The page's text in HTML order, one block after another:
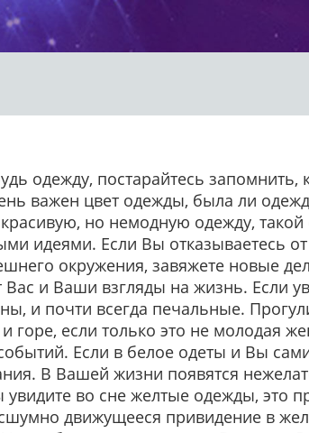
одежду, постарайтесь
важен цвет одежды, была ли
но немодную одежду,
идеями. Если Вы отказываетесь
окружения, завяжете новые
и Ваши взгляды на жизнь. Если
и почти всегда печальные.
горе, если только это не молодая
Если в белое одеты и Вы
В Вашей жизни появятся
во сне желтые одежды, это
движущееся привидение в